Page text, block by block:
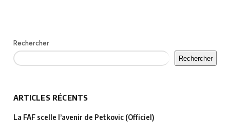
Rechercher
Rechercher
ARTICLES RÉCENTS
La FAF scelle l’avenir de Petkovic (Officiel)